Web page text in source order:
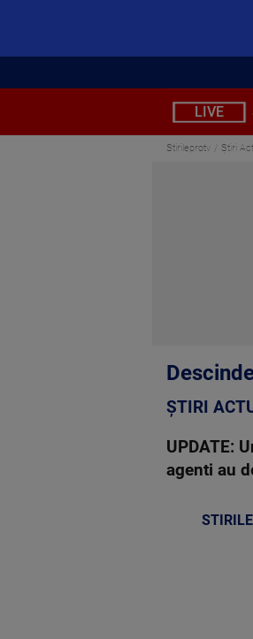
LIVE
Stirileprotv Știri
ȘTIRI
UPDATE:
agenti au